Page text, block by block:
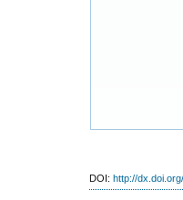
DOI: http://